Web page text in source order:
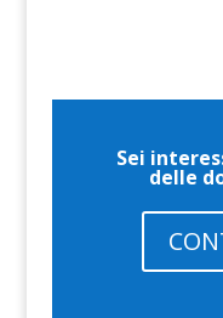
Sei
delle